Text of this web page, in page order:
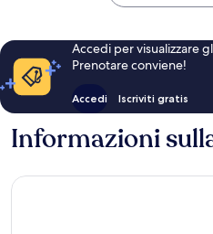
Accedi per visualizzare
Prenotare conviene!
Accedi Iscriviti gratis
Informazioni